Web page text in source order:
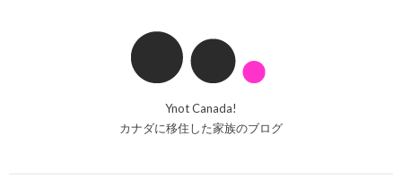
Ynot Canada!
カナダに移住した家族のブログ